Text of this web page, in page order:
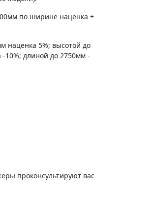
по ширине наценка +
наценка 5%; высотой до
-10%; длиной до 2750мм -
проконсультируют вас